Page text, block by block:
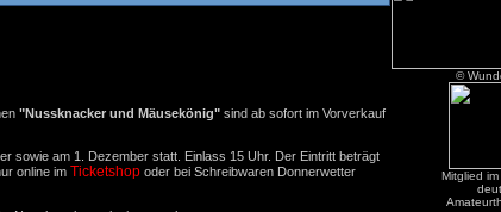
"Nussknacker und Mäusekönig"sind ab sofort im Vorverkauf
sowie am 1. Dezember statt. Einlass 15 Uhr. Der Eintritt beträgt
online im Ticketshopoder bei Schreibwaren Donnerwetter
©
Mitglied